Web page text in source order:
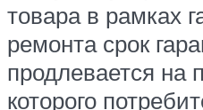
товара в рамках
ремонта срок
продлевается на
которого